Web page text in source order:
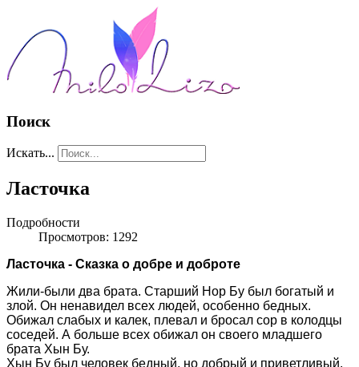
Поиск
Искать...
Ласточка
Подробности
Просмотров: 1292
Ласточка - Сказка о добре и доброте
Жили-были два брата. Старший Нор Бу был богатый и
злой. Он ненавидел всех людей, особенно бедных.
Обижал слабых и калек, плевал и бросал сор в колодцы
соседей. А больше всех обижал он своего младшего
брата Хын Бу.
Хын Бу был человек бедный, но добрый и приветливый.